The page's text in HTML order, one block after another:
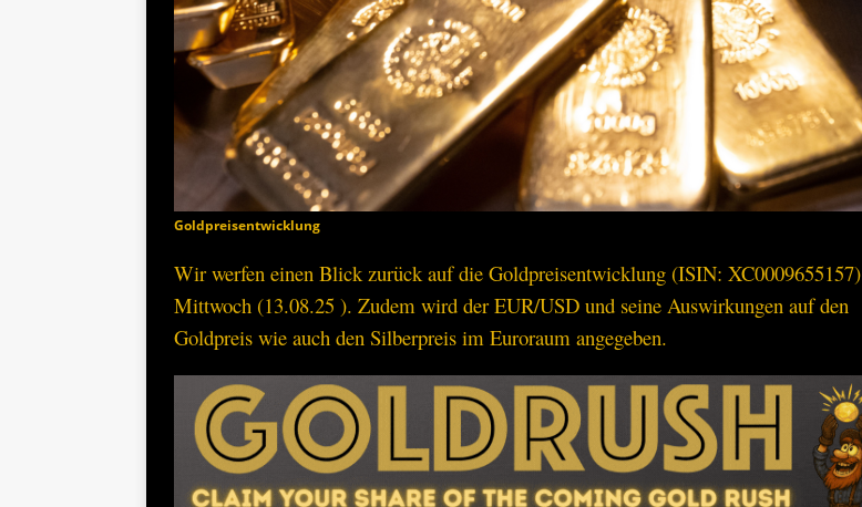
Goldpreisentwicklung
Wir werfen einen Blick zurück auf die Goldpreisentwicklung (ISIN: XC0009655157)
Mittwoch (13.08.25 ). Zudem wird der EUR/USD und seine Auswirkungen auf den
Goldpreis wie auch den Silberpreis im Euroraum angegeben.